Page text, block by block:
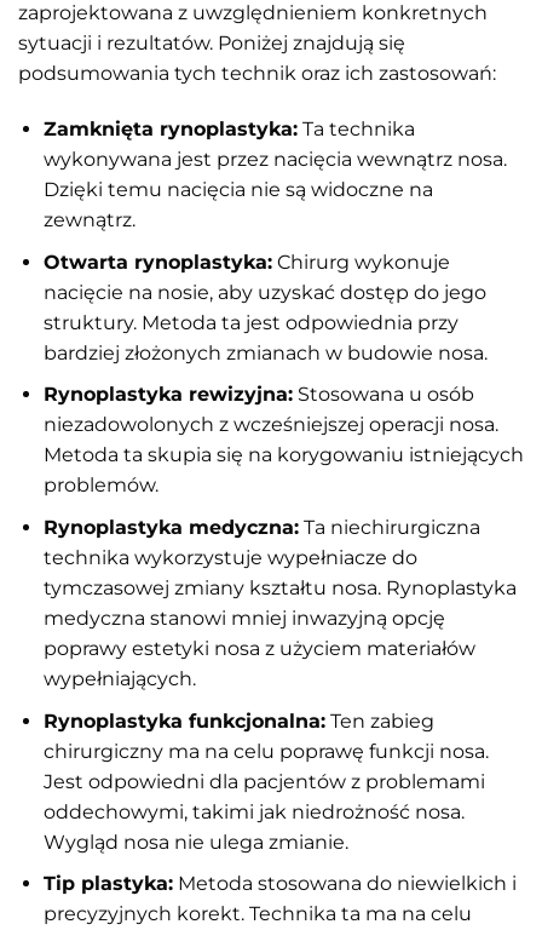
zaprojektowana z uwzględnieniem konkretnych
sytuacji i rezultatów. Poniżej znajdują się
podsumowania tych technik oraz ich zastosowań:
Zamknięta rynoplastyka:Ta technika
wykonywana jest przez nacięcia wewnątrz nosa.
Dzięki temu nacięcia nie są widoczne na
zewnątrz.
Otwarta rynoplastyka:Chirurg wykonuje
nacięcie na nosie, aby uzyskać dostęp do jego
struktury. Metoda ta jest odpowiednia przy
bardziej złożonych zmianach w budowie nosa.
Rynoplastyka rewizyjna:Stosowana u osób
niezadowolonych z wcześniejszej operacji nosa.
Metoda ta skupia się na korygowaniu istniejących
problemów.
Rynoplastyka medyczna:Ta niechirurgiczna
technika wykorzystuje wypełniacze do
tymczasowej zmiany kształtu nosa. Rynoplastyka
medyczna stanowi mniej inwazyjną opcję
poprawy estetyki nosa z użyciem materiałów
wypełniających.
Rynoplastyka funkcjonalna:Ten zabieg
chirurgiczny ma na celu poprawę funkcji nosa.
Jest odpowiedni dla pacjentów z problemami
oddechowymi, takimi jak niedrożność nosa.
Wygląd nosa nie ulega zmianie.
Tip plastyka:Metoda stosowana do niewielkich i
precyzyjnych korekt. Technika ta ma na celu